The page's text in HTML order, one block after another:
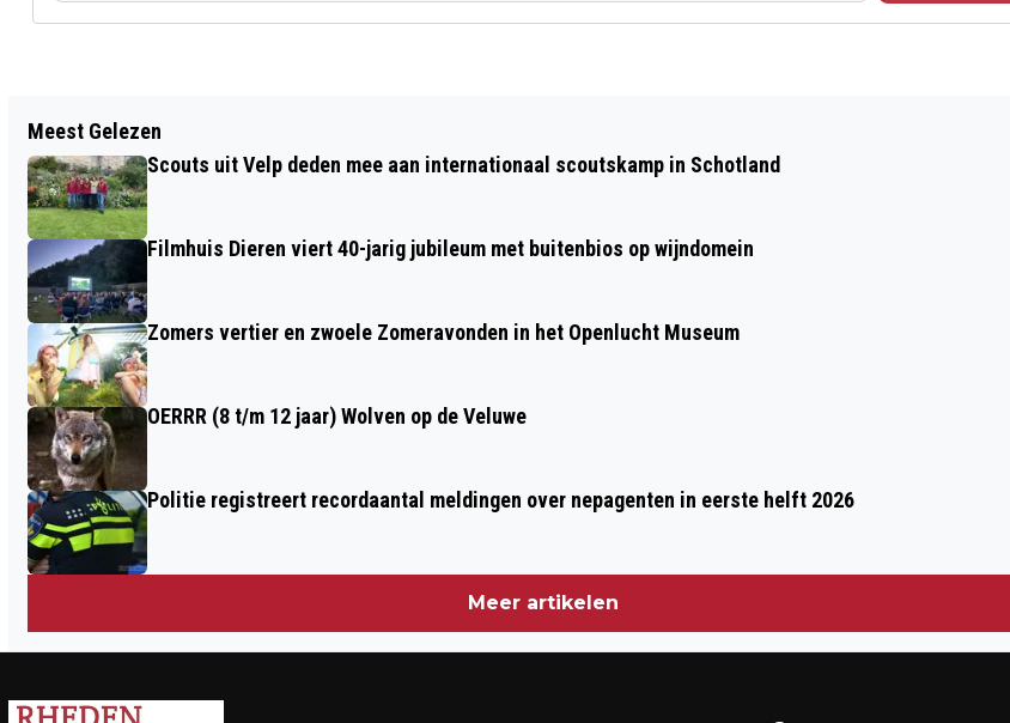
WOENSDAG KOFFIEOCHTEND IN ONS
RAADHUIS
WORDT VERSLAGEN DOOR DLKV1 UIT
Meest Gelezen
Scouts uit Velp deden mee aan internationaal scoutskamp in Schotland
Filmhuis Dieren viert 40-jarig jubileum met buitenbios op wijndomein
Zomers vertier en zwoele Zomeravonden in het Openlucht Museum
OERRR (8 t/m 12 jaar) Wolven op de Veluwe
Politie registreert recordaantal meldingen over nepagenten in eerste helft 2026
Meer artikelen